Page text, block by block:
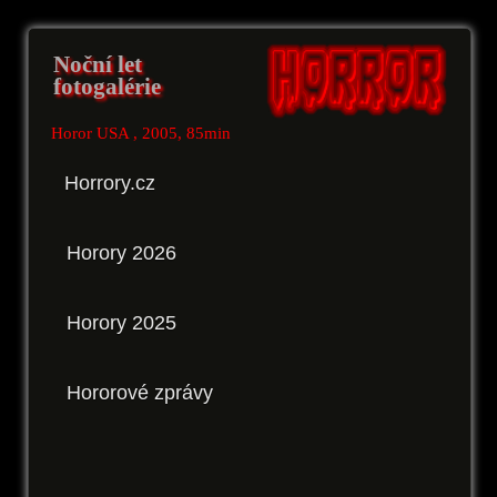
Noční let
fotogalérie
Horor USA , 2005, 85min
Horrory.cz
Horory 2026
Horory 2025
Hororové zprávy